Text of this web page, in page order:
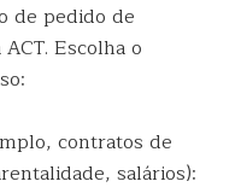
de pedido de
Escolha o
contratos de
salários):